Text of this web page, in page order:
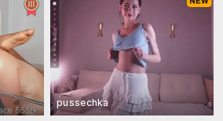
pussechka